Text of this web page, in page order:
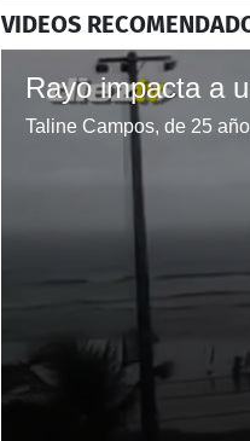
VIDEOS
Rayo impacta a